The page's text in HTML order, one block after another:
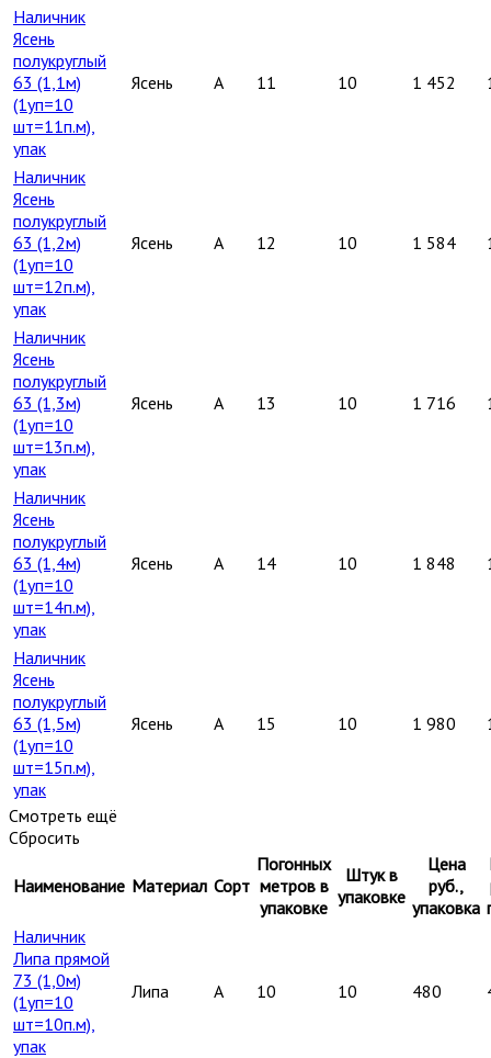
Наличник
Ясень
полукруглый
63 (1,1м)
(1уп=10
шт=11п.м),
упак
Ясень A 11 10 1 452
Наличник
Ясень
полукруглый
63 (1,2м)
(1уп=10
шт=12п.м),
упак
Ясень A 12 10 1 584
Наличник
Ясень
полукруглый
63 (1,3м)
(1уп=10
шт=13п.м),
упак
Ясень A 13 10 1 716
Наличник
Ясень
полукруглый
63 (1,4м)
(1уп=10
шт=14п.м),
упак
Ясень A 14 10 1 848
Наличник
Ясень
полукруглый
63 (1,5м)
(1уп=10
шт=15п.м),
упак
Ясень A 15 10 1 980
Смотреть ещё
Сбросить
Наименование Материал Сорт
Погонных
метров в
упаковке
Штук в
упаковке
Цена
руб.,
упаковка
Наличник
Липа прямой
73 (1,0м)
(1уп=10
шт=10п.м),
упак
Липа A 10 10 480